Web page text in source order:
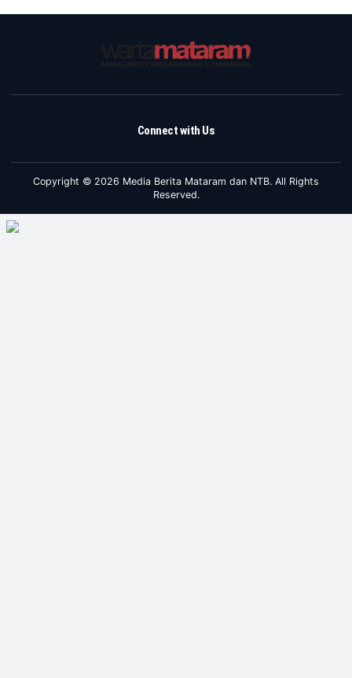
Connect with Us
Copyright © 2026 Media Berita Mataram dan NTB. All Rights
Reserved.